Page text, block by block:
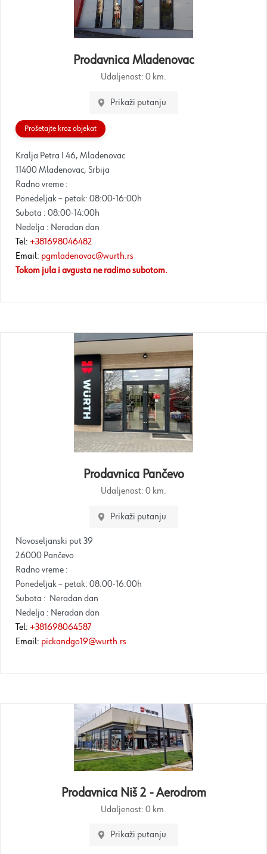
Prodavnica Mladenovac
Udaljenost: 0 km.
Prikaži putanju
Prošetajte kroz objekat
Kralja Petra I 46, Mladenovac
11400 Mladenovac, Srbija
Radno vreme :
Ponedeljak – petak: 08:00-16:00h
Subota : 08:00-14:00h
Nedelja : Neradan dan
Tel: +381698046482
Email: pgmladenovac@wurth.rs
Tokom jula i avgusta ne radimo subotom.
Prodavnica Pančevo
Udaljenost: 0 km.
Prikaži putanju
Novoseljanski put 39
26000 Pančevo
Radno vreme :
Ponedeljak – petak: 08:00-16:00h
Subota : Neradan dan
Nedelja : Neradan dan
Tel: +381698064587
Email: pickandgo19@wurth.rs
Prodavnica Niš 2 - Aerodrom
Udaljenost: 0 km.
Prikaži putanju